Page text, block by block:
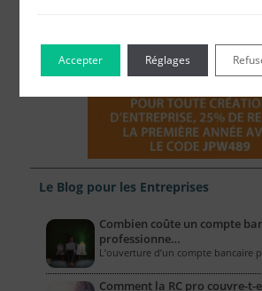
Le Blog pour les Entreprises
Combien coûte un compte
professionne…
L’ouverture d’un compte bancaire
Comment la RC pro couvre-t-
Accepter Réglages